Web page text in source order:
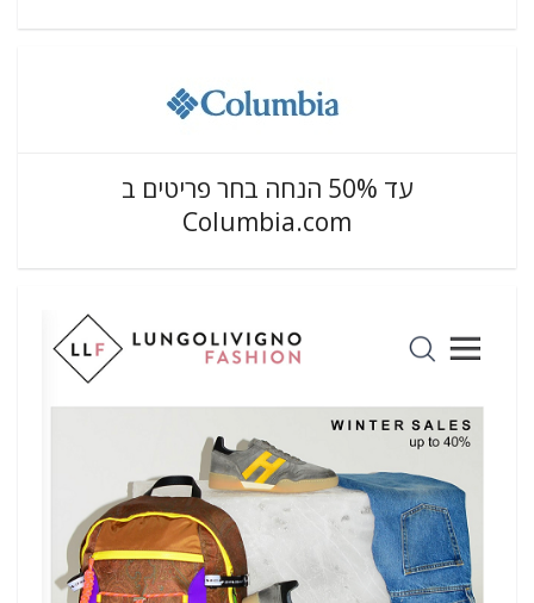
עד 50% הנחה בחר פריטים ב
Columbia.com